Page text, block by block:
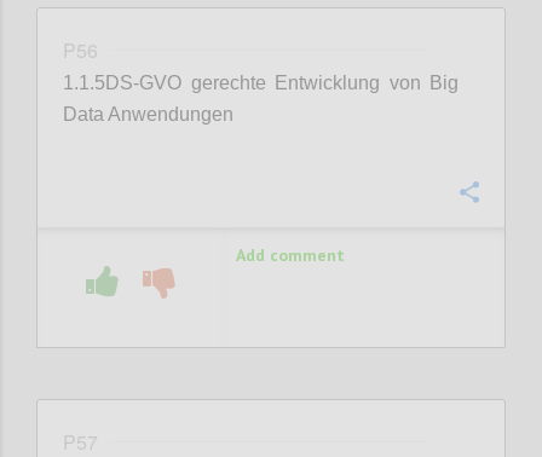
P56
1.1.5DS-GVO gerechte Entwicklung von Big
Data Anwendungen
Add comment
P57